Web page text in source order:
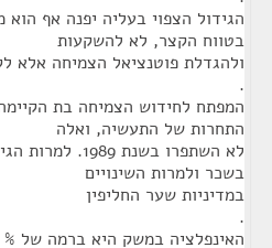
הגידול הצפוי בעליה יפנה אף
בטווח הקצר, לא להשקעות
ולהגדלת פוטנציאל הצמיחה אלא
.
המפתח לחידוש הצמיחה בת
התחרות של התעשיה, ואלה
לא השתפרו בשנת
בשכר ולמרות השינויים
במדיניות שער החליפין
.